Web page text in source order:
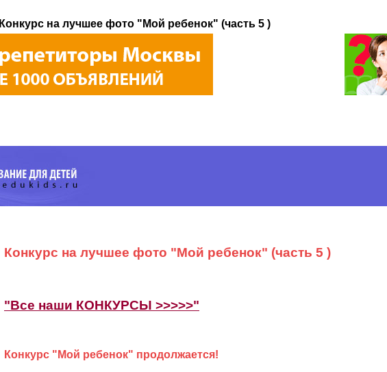
Конкурс на лучшее фото "Мой ребенок" (часть 5 )
Конкурс на лучшее фото "Мой ребенок" (часть 5 )
"Все наши КОНКУРСЫ >>>>>"
Конкурс "Мой ребенок" продолжается!